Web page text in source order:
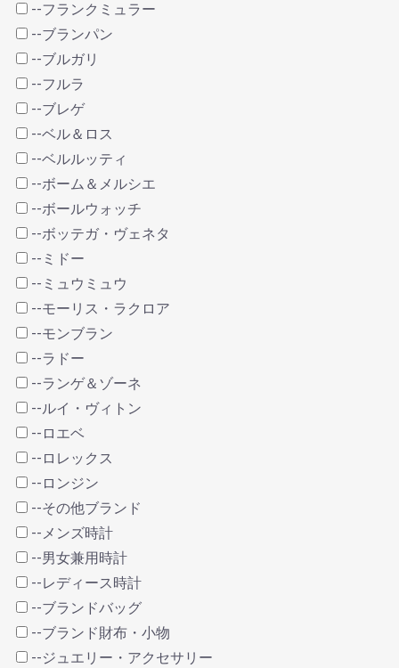
--フランクミュラー
--ブランパン
--ブルガリ
--フルラ
--ブレゲ
--ベル＆ロス
--ベルルッティ
--ボーム＆メルシエ
--ボールウォッチ
--ボッテガ・ヴェネタ
--ミドー
--ミュウミュウ
--モーリス・ラクロア
--モンブラン
--ラドー
--ランゲ＆ゾーネ
--ルイ・ヴィトン
--ロエベ
--ロレックス
--ロンジン
--その他ブランド
--メンズ時計
--男女兼用時計
--レディース時計
--ブランドバッグ
--ブランド財布・小物
--ジュエリー・アクセサリー